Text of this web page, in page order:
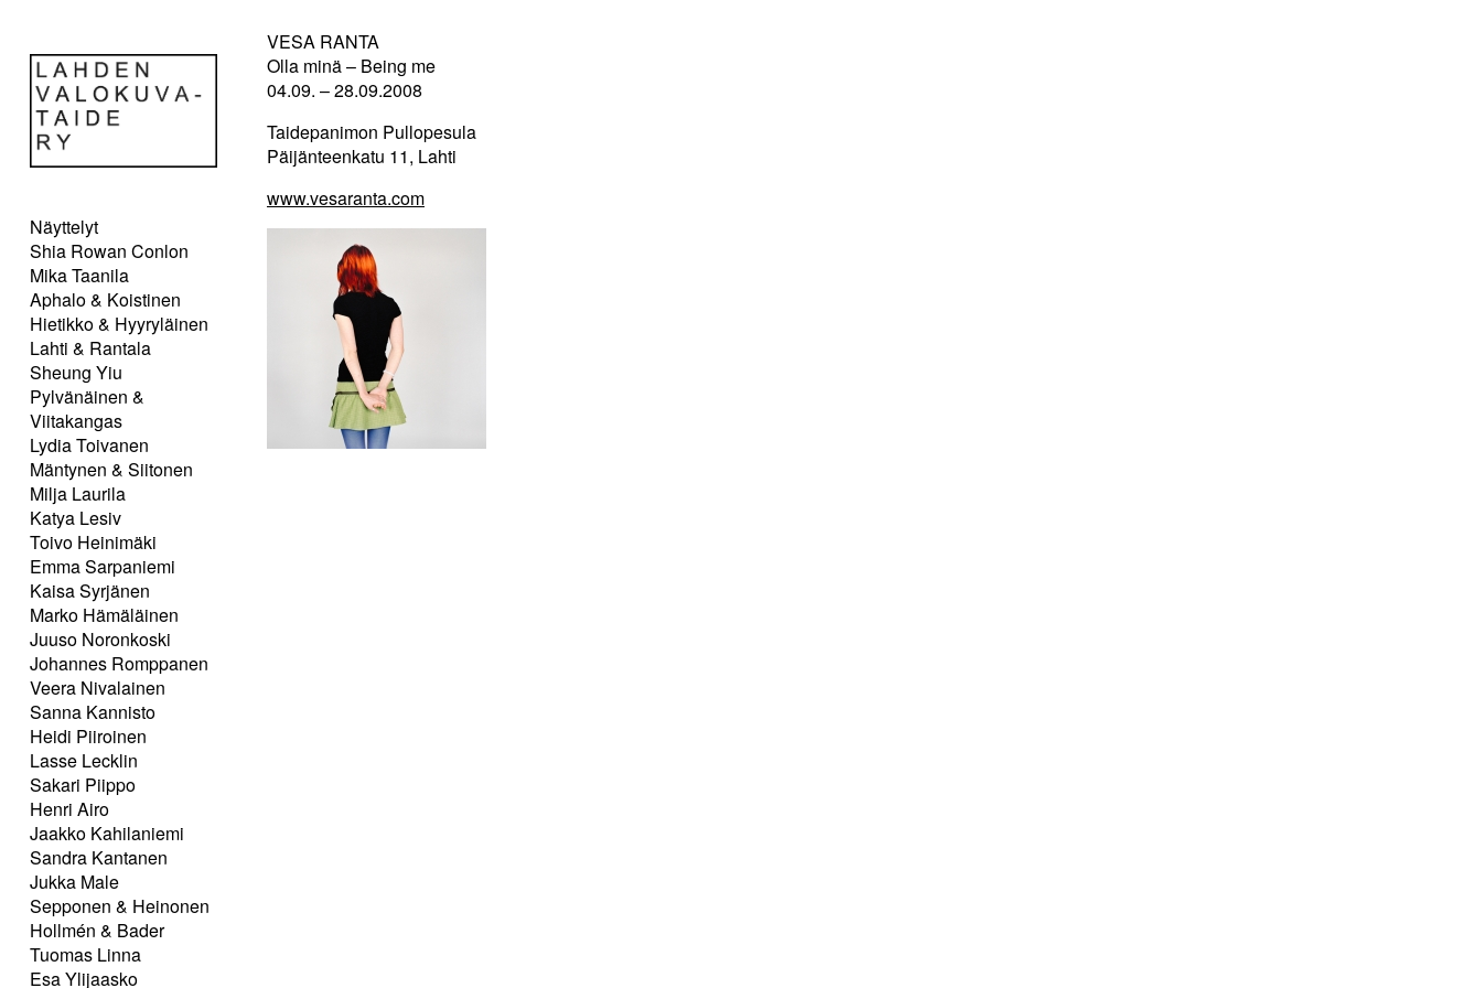
Näyttelyt
Shia Rowan Conlon
Mika Taanila
Aphalo & Koistinen
Hietikko & Hyyryläinen
Lahti & Rantala
Sheung Yiu
Pylvänäinen &
Viitakangas
Lydia Toivanen
Mäntynen & Siitonen
Milja Laurila
Katya Lesiv
Toivo Heinimäki
Emma Sarpaniemi
Kaisa Syrjänen
Marko Hämäläinen
Juuso Noronkoski
Johannes Romppanen
Veera Nivalainen
Sanna Kannisto
Heidi Piiroinen
Lasse Lecklin
Sakari Piippo
Henri Airo
Jaakko Kahilaniemi
Sandra Kantanen
Jukka Male
Sepponen & Heinonen
Hollmén & Bader
Tuomas Linna
Esa Ylijaasko
VESA RANTA
Olla minä – Being me
04.09. – 28.09.2008
Taidepanimon Pullopesula
Päijänteenkatu 11, Lahti
www.vesaranta.com